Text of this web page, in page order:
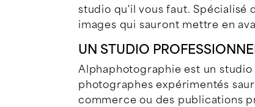
studio qu'il vous faut.
images qui sauront mettre en
UN STUDIO
Alphaphotographie est un
photographes expérimentés
commerce ou des publications